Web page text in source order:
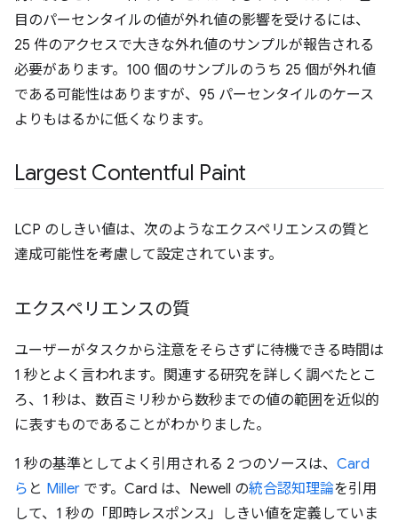
目のパーセンタイルの値が外れ値の影響を受けるには、
25 件のアクセスで大きな外れ値のサンプルが報告される
必要があります。100 個のサンプルのうち 25 個が外れ値
である可能性はありますが、95 パーセンタイルのケース
よりもはるかに低くなります。
Largest Contentful Paint
LCP のしきい値は、次のようなエクスペリエンスの質と
達成可能性を考慮して設定されています。
エクスペリエンスの質
ユーザーがタスクから注意をそらさずに待機できる時間は
1 秒とよく言われます。関連する研究を詳しく調べたとこ
ろ、1 秒は、数百ミリ秒から数秒までの値の範囲を近似的
に表すものであることがわかりました。
1 秒の基準としてよく引用される 2 つのソースは、 Card
ら と Miller です。Card は、Newell の統合認知理論を引用
して、1 秒の「即時レスポンス」しきい値を定義していま